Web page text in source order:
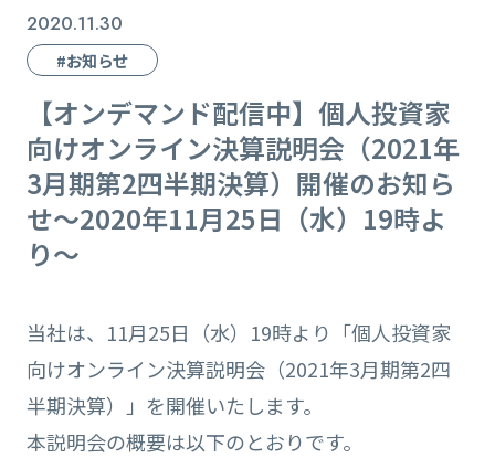
2020.11.30
#お知らせ
【オンデマンド配信中】個人投資家
向けオンライン決算説明会（2021年
3月期第2四半期決算）開催のお知ら
せ～2020年11月25日（水）19時よ
り～
当社は、11月25日（水）19時より「個人投資家
向けオンライン決算説明会（2021年3月期第2四
半期決算）」を開催いたします。
本説明会の概要は以下のとおりです。